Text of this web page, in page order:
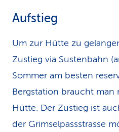
Aufstieg
Um zur Hütte zu
Zustieg via Sustenbahn
Sommer am besten
Bergstation braucht man
Hütte. Der Zustieg ist
der Grimselpassstrasse